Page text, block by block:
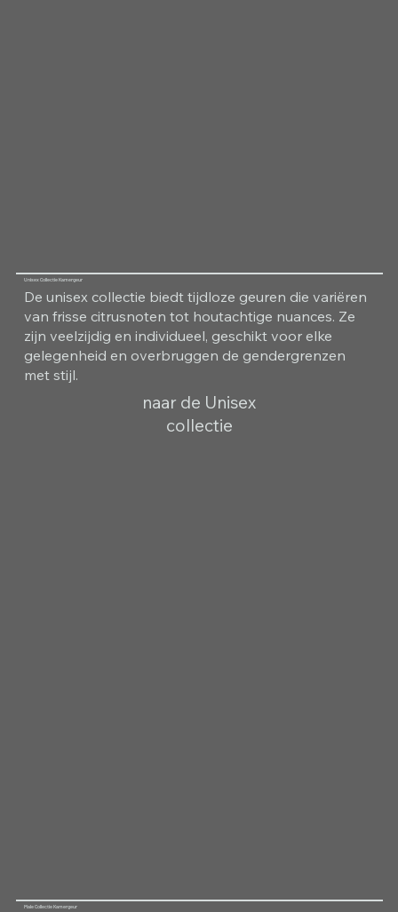
Unisex Collectie Kamergeur
De unisex collectie biedt tijdloze geuren die variëren
van frisse citrusnoten tot houtachtige nuances. Ze
zijn veelzijdig en individueel, geschikt voor elke
gelegenheid en overbruggen de gendergrenzen
met stijl.
naar de Unisex
collectie
Male Collectie Kamergeur